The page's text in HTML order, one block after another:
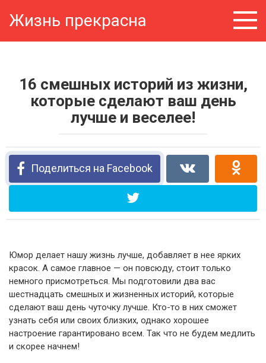
Жизнь прекрасна
16 смешных историй из жизни,
которые сделают ваш день
лучше и веселее!
Поделиться на Facebook
Юмор делает нашу жизнь лучше, добавляет в нее ярких
красок. А самое главное — он повсюду, стоит только
немного присмотреться. Мы подготовили два вас
шестнадцать смешных и жизненных историй, которые
сделают ваш день чуточку лучше. Кто-то в них сможет
узнать себя или своих близких, однако хорошее
настроение гарантировано всем. Так что не будем медлить
и скорее начнем!